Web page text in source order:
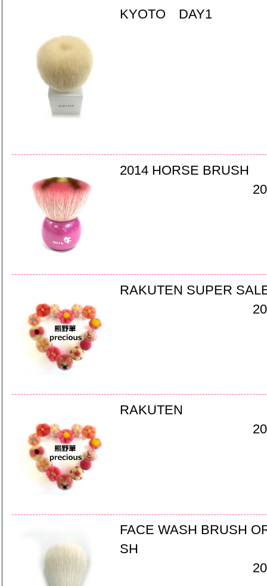
KYOTO DAY1
2014 HORSE BRUSH
RAKUTEN SUPER
RAKUTEN
FACE WASH BRUSH
SH